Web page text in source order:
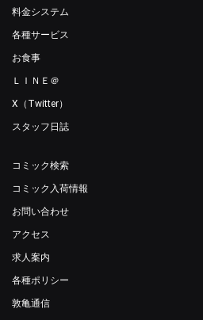
料金システム
各種サービス
お食事
ＬＩＮＥ＠
X（Twitter）
スタッフ日誌
コミック検索
コミック入荷情報
お問い合わせ
アクセス
求人案内
各種ポリシー
敦亀通信